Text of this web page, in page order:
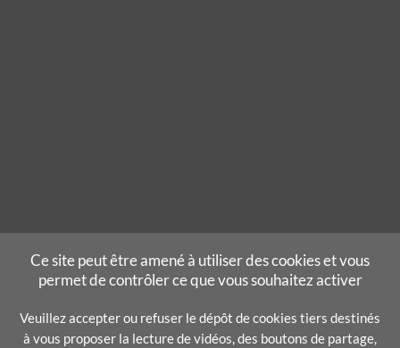
Ce site peut être amené à utiliser des cookies et vous
permet de contrôler ce que vous souhaitez activer
Veuillez accepter ou refuser le dépôt de cookies tiers destinés
à vous proposer la lecture de vidéos, des boutons de partage,